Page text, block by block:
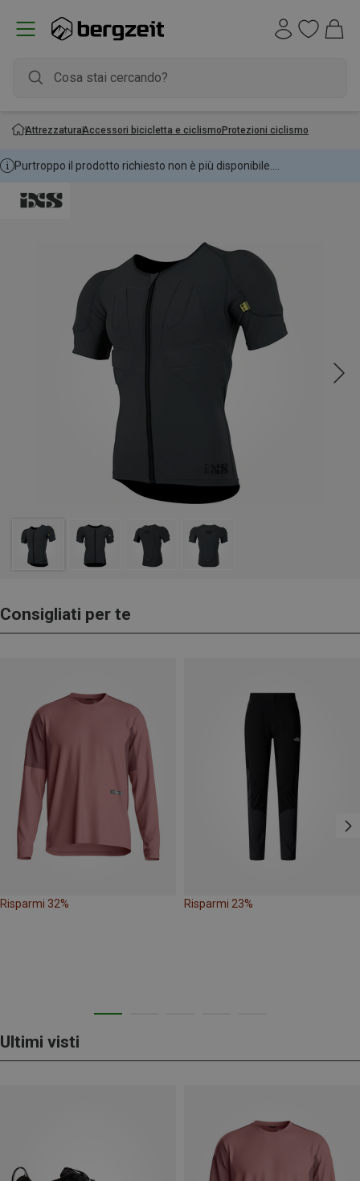
AttrezzaturaAccessori bicicletta e ciclismoProtezioni ciclismo
Purtroppo il prodotto richiesto non è più disponibile....
Consigliati per te
Risparmi 32% Risparmi 23%
Ultimi visti